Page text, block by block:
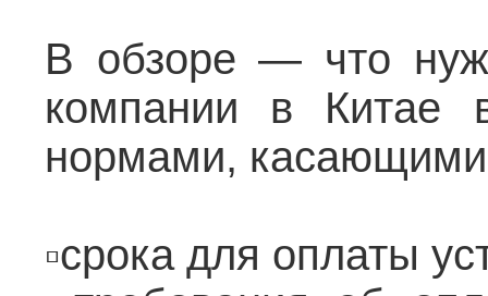
В обзоре — что
компании в Китае
нормами,
▫️срока для оплаты